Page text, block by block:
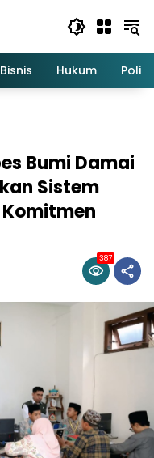
Bisnis Hukum Politik
Bumi Damai
Sistem
387